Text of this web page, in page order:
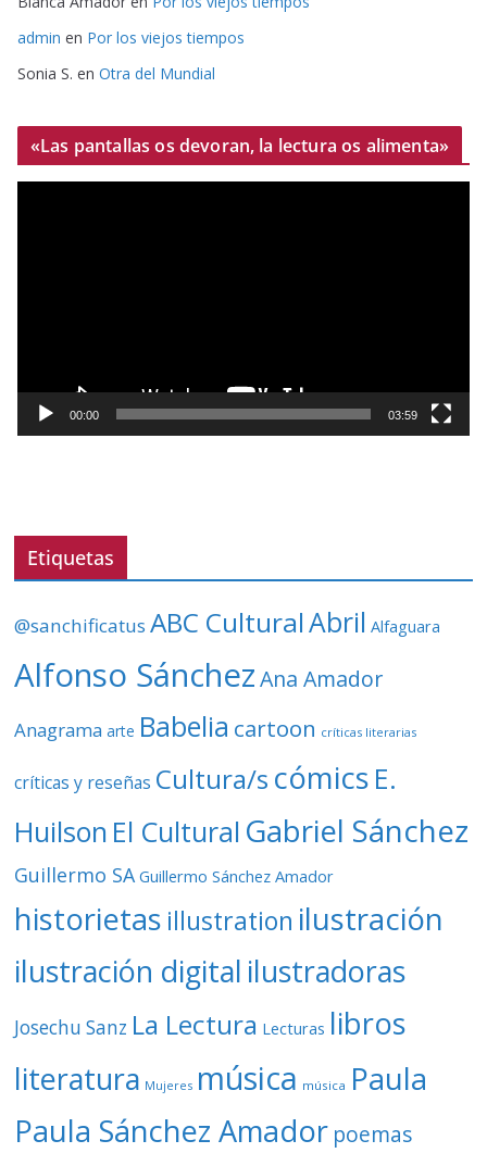
admin en Por los viejos tiempos
Sonia S. en Otra del Mundial
«Las pantallas os devoran, la lectura os alimenta»
o
í
e
00:00 03:59
Etiquetas
@sanchificatus ABC CulturalAbril Alfaguara
Alfonso Sánchez Ana Amador
Anagrama arte Babelia cartoon críticas literarias
críticas y reseñas Cultura/s cómics E.
Huilson El Cultural Gabriel Sánchez
Guillermo SA Guillermo Sánchez Amador
historietas illustration ilustración
ilustración digital ilustradoras
Josechu Sanz La Lectura Lecturas libros
literatura Mujeres música música Paula
Paula Sánchez Amador poemas